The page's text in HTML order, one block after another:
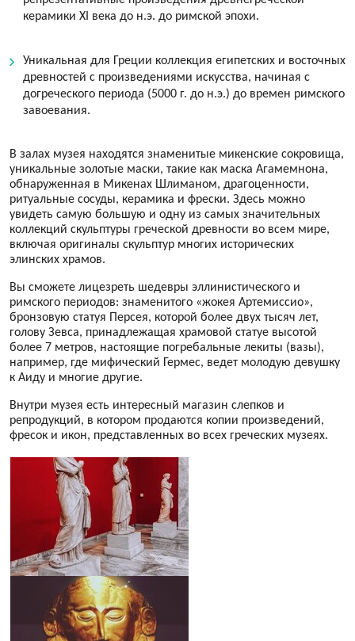
керамики XI века до н.э. до римской эпохи.
Уникальная для Греции коллекция египетских и восточных
древностей с произведениями искусства, начиная с
догреческого периода (5000 г. до н.э.) до времен римского
завоевания.
В залах музея находятся знаменитые микенские сокровища,
уникальные золотые маски, такие как маска Агамемнона,
обнаруженная в Микенах Шлиманом, драгоценности,
ритуальные сосуды, керамика и фрески. Здесь можно
увидеть самую большую и одну из самых значительных
коллекций скульптуры греческой древности во всем мире,
включая оригиналы скульптур многих исторических
элинских храмов.
Вы сможете лицезреть шедевры эллинистического и
римского периодов: знаменитого «жокея Артемиссио»,
бронзовую статуя Персея, которой более двух тысяч лет,
голову Зевса, принадлежащая храмовой статуе высотой
более 7 метров, настоящие погребальные лекиты (вазы),
например, где мифический Гермес, ведет молодую девушку
к Аиду и многие другие.
Внутри музея есть интересный магазин слепков и
репродукций, в котором продаются копии произведений,
фресок и икон, представленных во всех греческих музеях.